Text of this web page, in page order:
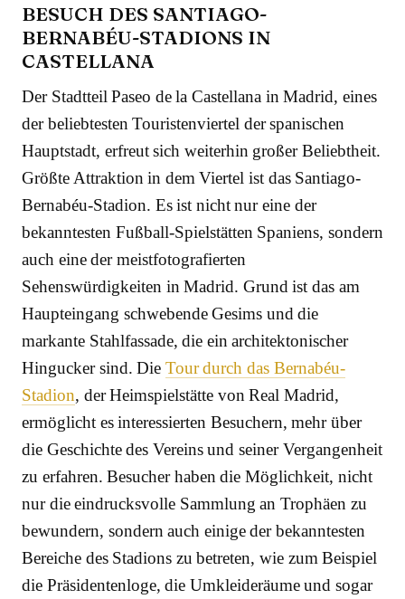
BESUCH DES SANTIAGO-
BERNABÉU-STADIONS IN
CASTELLANA
Der Stadtteil Paseo de la Castellana in Madrid, eines
der beliebtesten Touristenviertel der spanischen
Hauptstadt, erfreut sich weiterhin großer Beliebtheit.
Größte Attraktion in dem Viertel ist das Santiago-
Bernabéu-Stadion. Es ist nicht nur eine der
bekanntesten Fußball-Spielstätten Spaniens, sondern
auch eine der meistfotografierten
Sehenswürdigkeiten in Madrid. Grund ist das am
Haupteingang schwebende Gesims und die
markante Stahlfassade, die ein architektonischer
Hingucker sind. Die Tour durch das Bernabéu-
Stadion, der Heimspielstätte von Real Madrid,
ermöglicht es interessierten Besuchern, mehr über
die Geschichte des Vereins und seiner Vergangenheit
zu erfahren. Besucher haben die Möglichkeit, nicht
nur die eindrucksvolle Sammlung an Trophäen zu
bewundern, sondern auch einige der bekanntesten
Bereiche des Stadions zu betreten, wie zum Beispiel
die Präsidentenloge, die Umkleideräume und sogar